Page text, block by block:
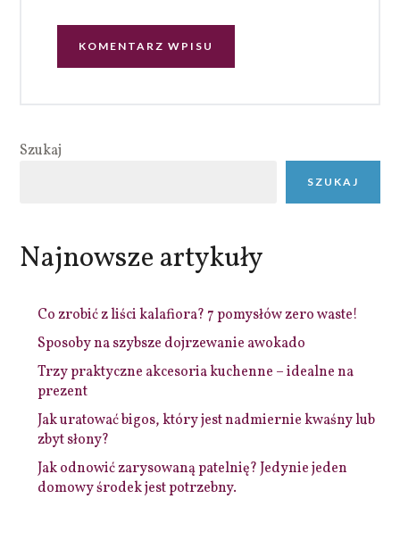
Szukaj
SZUKAJ
Najnowsze artykuły
Co zrobić z liści kalafiora? 7 pomysłów zero waste!
Sposoby na szybsze dojrzewanie awokado
Trzy praktyczne akcesoria kuchenne – idealne na
prezent
Jak uratować bigos, który jest nadmiernie kwaśny lub
zbyt słony?
Jak odnowić zarysowaną patelnię? Jedynie jeden
domowy środek jest potrzebny.